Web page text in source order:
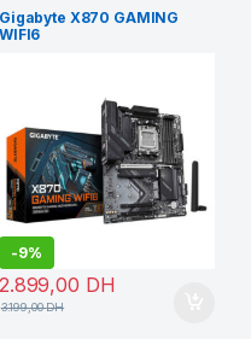
Gigabyte X870 GAMING
WIFI6
-9%
2.899,00 DH
3.199,00DH